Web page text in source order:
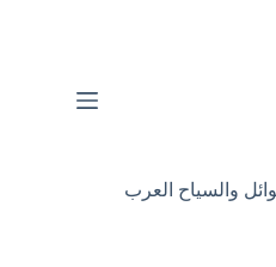
والسياح العرب